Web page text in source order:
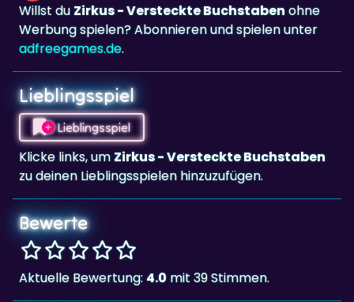
Willst duZirkus - Versteckte Buchstabenohne
Werbung spielen? Abonnieren und spielen unter
adfreegames.de.
Lieblingsspiel
Lieblingsspiel
Klicke links, umZirkus - Versteckte Buchstaben
zu deinen Lieblingsspielen hinzuzufügen.
Bewerte
Aktuelle Bewertung:4.0 mit 39 Stimmen.